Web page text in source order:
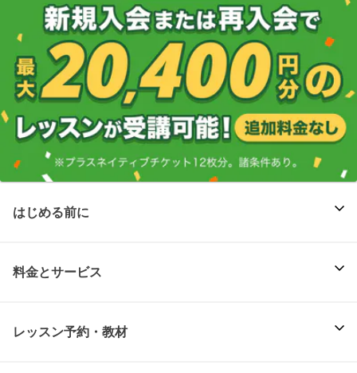
はじめる前に
料金とサービス
レッスン予約・教材